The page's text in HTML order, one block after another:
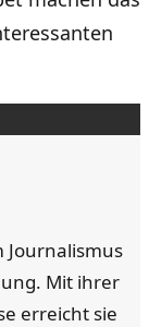
Journalismus
Mit ihrer
erreicht sie